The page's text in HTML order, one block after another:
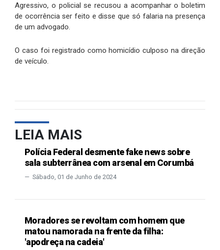
Agressivo, o policial se recusou a acompanhar o boletim
de ocorrência ser feito e disse que só falaria na presença
de um advogado.
O caso foi registrado como homicídio culposo na direção
de veículo.
LEIA MAIS
Polícia Federal desmente fake news sobre
sala subterrânea com arsenal em Corumbá
Sábado, 01 de Junho de 2024
Moradores se revoltam com homem que
matou namorada na frente da filha:
'apodreça na cadeia'